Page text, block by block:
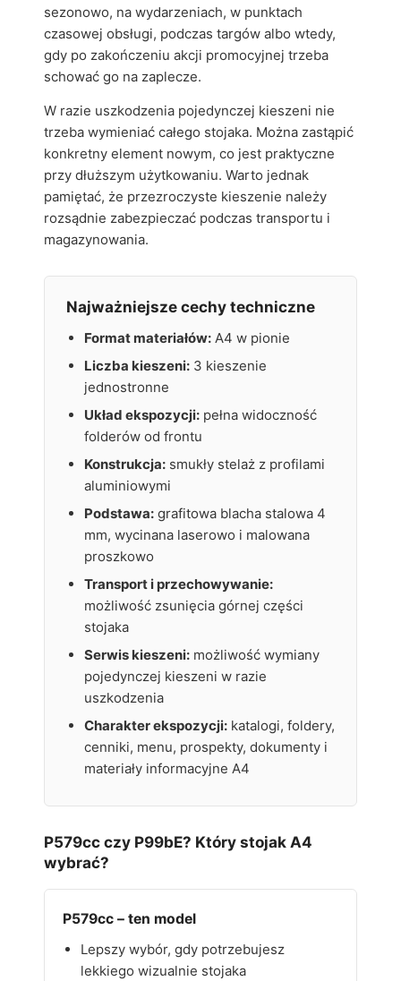
sezonowo, na wydarzeniach, w punktach
czasowej obsługi, podczas targów albo wtedy,
gdy po zakończeniu akcji promocyjnej trzeba
schować go na zaplecze.
W razie uszkodzenia pojedynczej kieszeni nie
trzeba wymieniać całego stojaka. Można zastąpić
konkretny element nowym, co jest praktyczne
przy dłuższym użytkowaniu. Warto jednak
pamiętać, że przezroczyste kieszenie należy
rozsądnie zabezpieczać podczas transportu i
magazynowania.
Najważniejsze cechy techniczne
Format materiałów: A4 w pionie
Liczba kieszeni: 3 kieszenie
jednostronne
Układ ekspozycji: pełna widoczność
folderów od frontu
Konstrukcja: smukły stelaż z profilami
aluminiowymi
Podstawa: grafitowa blacha stalowa 4
mm, wycinana laserowo i malowana
proszkowo
Transport i przechowywanie:
możliwość zsunięcia górnej części
stojaka
Serwis kieszeni: możliwość wymiany
pojedynczej kieszeni w razie
uszkodzenia
Charakter ekspozycji: katalogi, foldery,
cenniki, menu, prospekty, dokumenty i
materiały informacyjne A4
P579cc czy P99bE? Który stojak A4
wybrać?
P579cc – ten model
Lepszy wybór, gdy potrzebujesz
lekkiego wizualnie stojaka